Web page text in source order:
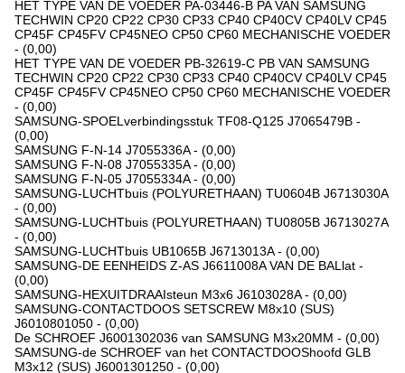
HET TYPE VAN DE VOEDER PA-03446-B PA VAN SAMSUNG
TECHWIN CP20 CP22 CP30 CP33 CP40 CP40CV CP40LV CP45
CP45F CP45FV CP45NEO CP50 CP60 MECHANISCHE VOEDER
- (0,00)
HET TYPE VAN DE VOEDER PB-32619-C PB VAN SAMSUNG
TECHWIN CP20 CP22 CP30 CP33 CP40 CP40CV CP40LV CP45
CP45F CP45FV CP45NEO CP50 CP60 MECHANISCHE VOEDER
- (0,00)
SAMSUNG-SPOELverbindingsstuk TF08-Q125 J7065479B -
(0,00)
SAMSUNG F-N-14 J7055336A - (0,00)
SAMSUNG F-N-08 J7055335A - (0,00)
SAMSUNG F-N-05 J7055334A - (0,00)
SAMSUNG-LUCHTbuis (POLYURETHAAN) TU0604B J6713030A
- (0,00)
SAMSUNG-LUCHTbuis (POLYURETHAAN) TU0805B J6713027A
- (0,00)
SAMSUNG-LUCHTbuis UB1065B J6713013A - (0,00)
SAMSUNG-DE EENHEIDS Z-AS J6611008A VAN DE BALlat -
(0,00)
SAMSUNG-HEXUITDRAAIsteun M3x6 J6103028A - (0,00)
SAMSUNG-CONTACTDOOS SETSCREW M8x10 (SUS)
J6010801050 - (0,00)
De SCHROEF J6001302036 van SAMSUNG M3x20MM - (0,00)
SAMSUNG-de SCHROEF van het CONTACTDOOShoofd GLB
M3x12 (SUS) J6001301250 - (0,00)